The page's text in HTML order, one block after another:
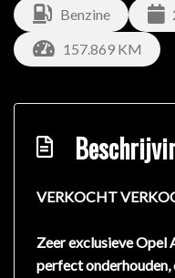
Benzine
157.869 KM
VERKOCHT
Zeer exclusieve Opel
perfect